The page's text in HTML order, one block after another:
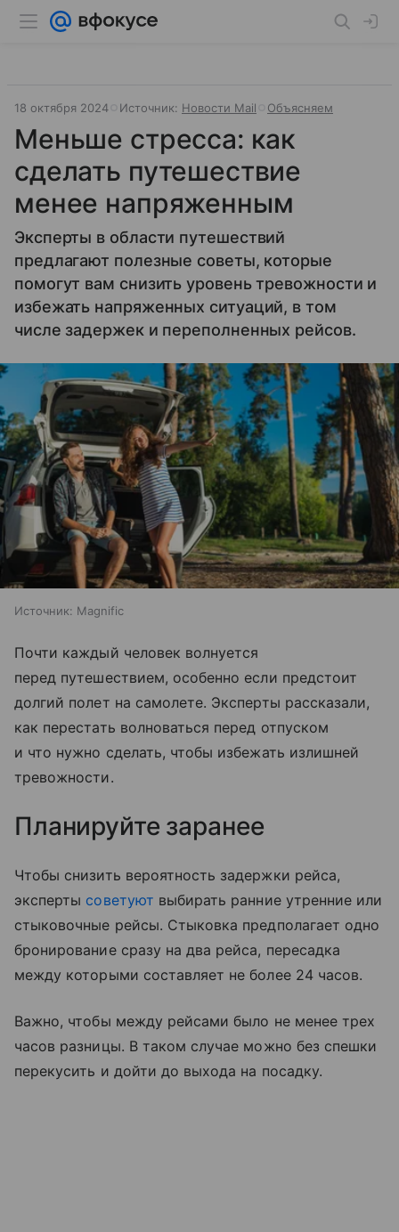
18 октября 2024 Источник: Новости Mail Объясняем
Меньше стресса: как
сделать путешествие
менее напряженным
Эксперты в области путешествий
предлагают полезные советы, которые
помогут вам снизить уровень тревожности и
избежать напряженных ситуаций, в том
числе задержек и переполненных рейсов.
Источник: Magnific
Почти каждый человек волнуется
перед путешествием, особенно если предстоит
долгий полет на самолете. Эксперты рассказали,
как перестать волноваться перед отпуском
и что нужно сделать, чтобы избежать излишней
тревожности.
Планируйте заранее
Чтобы снизить вероятность задержки рейса,
эксперты советуют выбирать ранние утренние или
стыковочные рейсы. Стыковка предполагает одно
бронирование сразу на два рейса, пересадка
между которыми составляет не более 24 часов.
Важно, чтобы между рейсами было не менее трех
часов разницы. В таком случае можно без спешки
перекусить и дойти до выхода на посадку.